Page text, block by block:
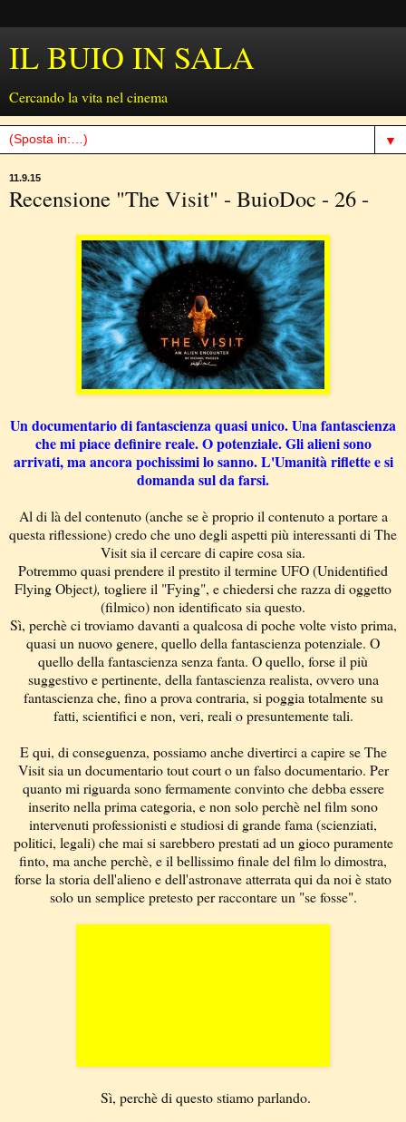
IL BUIO IN SALA
Cercando la vita nel cinema
▼
11.9.15
Recensione "The Visit" - BuioDoc - 26 -
Un documentario di fantascienza quasi unico. Una fantascienza
che mi piace definire reale. O potenziale. Gli alieni sono
arrivati, ma ancora pochissimi lo sanno. L'Umanità riflette e si
domanda sul da farsi.
Al di là del contenuto (anche se è proprio il contenuto a portare a
questa riflessione) credo che uno degli aspetti più interessanti di The
Visit sia il cercare di capire cosa sia.
Potremmo quasi prendere il prestito il termine UFO (Unidentified
Flying Object), togliere il "Fying", e chiedersi che razza di oggetto
(filmico) non identificato sia questo.
Sì, perchè ci troviamo davanti a qualcosa di poche volte visto prima,
quasi un nuovo genere, quello della fantascienza potenziale. O
quello della fantascienza senza fanta. O quello, forse il più
suggestivo e pertinente, della fantascienza realista, ovvero una
fantascienza che, fino a prova contraria, si poggia totalmente su
fatti, scientifici e non, veri, reali o presuntemente tali.
E qui, di conseguenza, possiamo anche divertirci a capire se The
Visit sia un documentario tout court o un falso documentario. Per
quanto mi riguarda sono fermamente convinto che debba essere
inserito nella prima categoria, e non solo perchè nel film sono
intervenuti professionisti e studiosi di grande fama (scienziati,
politici, legali) che mai si sarebbero prestati ad un gioco puramente
finto, ma anche perchè, e il bellissimo finale del film lo dimostra,
forse la storia dell'alieno e dell'astronave atterrata qui da noi è stato
solo un semplice pretesto per raccontare un "se fosse".
Sì, perchè di questo stiamo parlando.